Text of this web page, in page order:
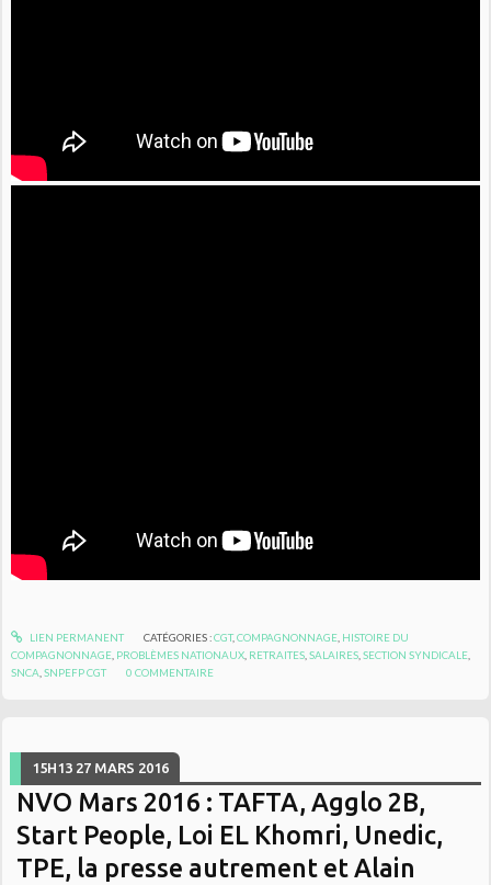
LIEN PERMANENT CATÉGORIES :CGT,COMPAGNONNAGE, HISTOIRE DU
COMPAGNONNAGE, PROBLÈMES NATIONAUX, RETRAITES,SALAIRES,SECTION SYNDICALE,
SNCA,SNPEFP CGT 0 COMMENTAIRE
15H13 27 MARS 2016
NVO Mars 2016 : TAFTA, Agglo 2B,
Start People, Loi EL Khomri, Unedic,
TPE, la presse autrement et Alain